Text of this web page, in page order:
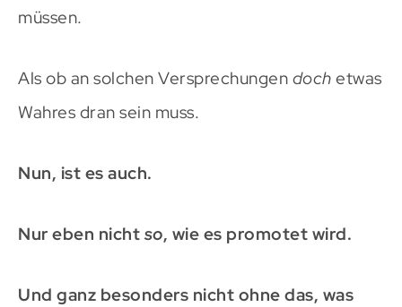
müssen.
Als ob an solchen Versprechungen doch etwas
Wahres dran sein muss.
Nun, ist es auch.
Nur eben nicht so, wie es promotet wird.
Und ganz besonders nicht ohne das, was